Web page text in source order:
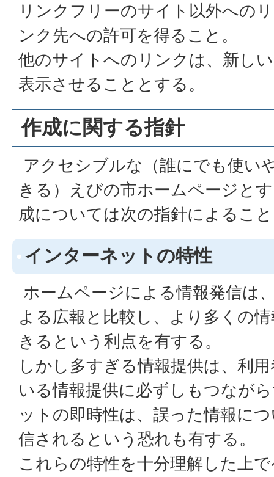
リンクフリーのサイト以外への
ンク先への許可を得ること。
他のサイトへのリンクは、新し
表示させることとする。
作成に関する指針
アクセシブルな（誰にでも使い
きる）えびの市ホームページと
成については次の指針によるこ
インターネットの特性
ホームページによる情報発信は
よる広報と比較し、より多くの
きるという利点を有する。
しかし多すぎる情報提供は、利
いる情報提供に必ずしもつなが
ットの即時性は、誤った情報に
信されるという恐れも有する。
これらの特性を十分理解した上